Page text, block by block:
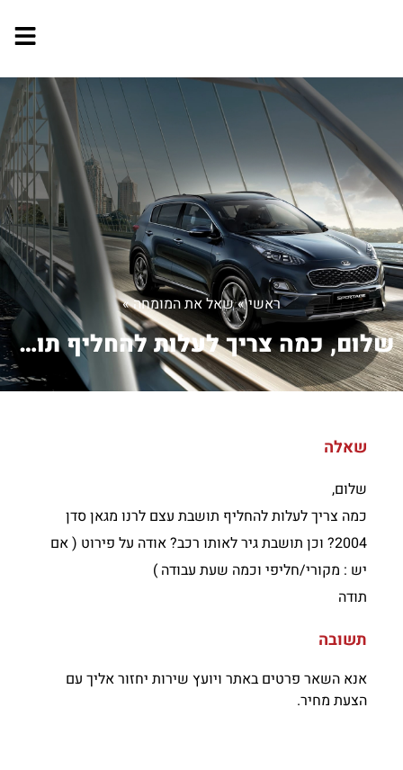
ראשי»שאל את המומחה»
שלום, כמה צריך לעלות להחליף תושבת עצ...
שאלה
שלום,
כמה צריך לעלות להחליף תושבת עצם לרנו מגאן סדן
2004? וכן תושבת גיר לאותו רכב? אודה על פירוט ( אם
יש : מקורי/חליפי וכמה שעת עבודה )
תודה
תשובה
אנא השאר פרטים באתר ויועץ שירות יחזור אליך עם
הצעת מחיר.